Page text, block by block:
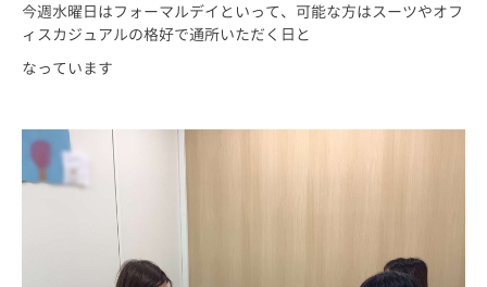
今週水曜日はフォーマルデイといって、可能な方はスーツやオフ
ィスカジュアルの格好で通所いただく日と
なっています